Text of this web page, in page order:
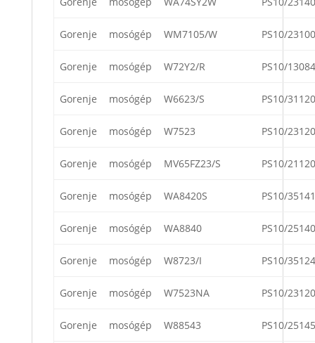
Gorenje mosógép WM7105/W PS10/23100
Gorenje mosógép W72Y2/R PS10/13084
Gorenje mosógép W6623/S PS10/31120
Gorenje mosógép W7523 PS10/23120
Gorenje mosógép MV65FZ23/S PS10/21120
Gorenje mosógép WA8420S PS10/35141
Gorenje mosógép WA8840 PS10/25140
Gorenje mosógép W8723/I PS10/35124
Gorenje mosógép W7523NA PS10/23120
Gorenje mosógép W88543 PS10/25145